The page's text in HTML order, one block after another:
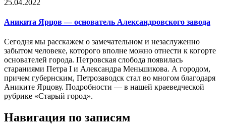
25.04.2022
Аникита Ярцов — основатель Александровского завода
Сегодня мы расскажем о замечательном и незаслуженно
забытом человеке, которого вполне можно отнести к когорте
основателей города. Петровская слобода появилась
стараниями Петра I и Александра Меньшикова. А городом,
причем губернским, Петрозаводск стал во многом благодаря
Аниките Ярцову. Подробности — в нашей краеведческой
рубрике «Старый город».
Навигация по записям